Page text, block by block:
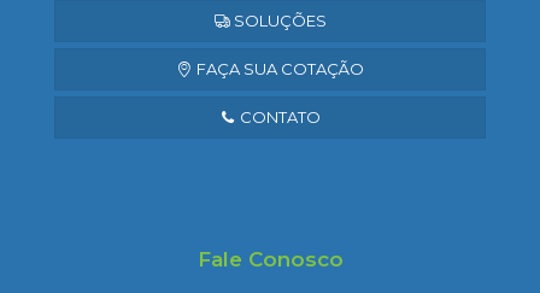
SOLUÇÕES
FAÇA SUA COTAÇÃO
CONTATO
Fale Conosco